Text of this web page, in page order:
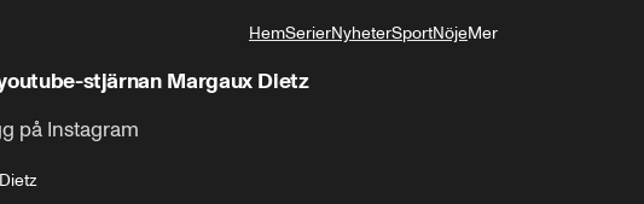
HemSerierNyheterSportNöjeMer
stjärnan Margaux Dietz
på Instagram